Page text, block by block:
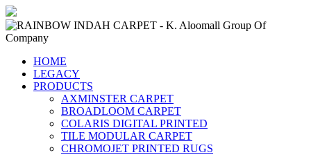
HOME
LEGACY
PRODUCTS
AXMINSTER CARPET
BROADLOOM CARPET
COLARIS DIGITAL PRINTED
TILE MODULAR CARPET
CHROMOJET PRINTED RUGS